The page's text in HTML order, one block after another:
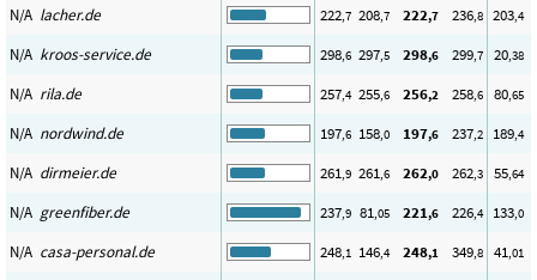
N/A lacher.de 222,7 208,7 222,7 236,8 203,4
N/A kroos-service.de 298,6 297,5 298,6 299,7 20,38
N/A rila.de 257,4 255,6 256,2 258,6 80,65
N/A nordwind.de 197,6 158,0 197,6 237,2 189,4
N/A dirmeier.de 261,9 261,6 262,0 262,3 55,64
N/A greenfiber.de 237,9 81,05 221,6 226,4 133,0
N/A casa-personal.de 248,1 146,4 248,1 349,8 41,01